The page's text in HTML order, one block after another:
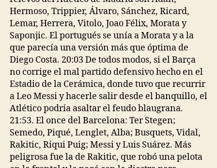
Hermoso, Trippier, Álvaro, Sánchez, Ricard,
Lemar, Herrera, Vitolo, Joao Félix, Morata y
Saponjic. El portugués se unía a Morata y a la
que parecía una versión más que óptima de
Diego Costa. 20:03 De todos modos, si el Barça
no corrige el mal partido defensivo hecho en el
Estadio de la Cerámica, donde tuvo que recurrir
a Leo Messi y hacerle salir desde el banquillo, el
Atlético podría asaltar el feudo blaugrana.
21:53. El once del Barcelona: Ter Stegen;
Semedo, Piqué, Lenglet, Alba; Busquets, Vidal,
Rakitic, Riqui Puig; Messi y Luis Suárez. Más
peligrosa fue la de Rakitic, que robó una pelota